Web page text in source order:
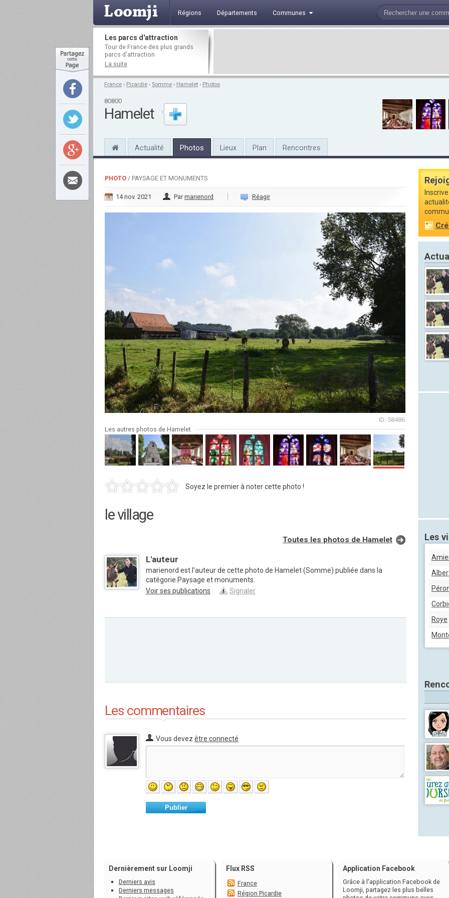
Régions Départements Communes
Les parcs d'attraction
Tour de France des plus grands
parcs d'attraction
La suite
France › Picardie › Somme › Hamelet › Photos
80800
Hamelet
Actualité Photos Lieux Plan Rencontres
PHOTO / PAYSAGE ET MONUMENTS
14 nov. 2021 Par marienord Réagir
ID: 58486
Les autres photos de Hamelet
Soyez le premier à noter cette photo !
le village
Toutes les photos de Hamelet
L'auteur
marienord est l'auteur de cette photo de Hamelet (Somme) publiée dans la
catégorie Paysage et monuments.
Voir ses publications
Signaler
Les commentaires
Vous devez être connecté
Publier
Les
Roye
Dernièrement sur Loomji
Derniers avis
Derniers messages
Flux RSS
France
Région Picardie
Application Facebook
Grâce à l'application Facebook de
Loomji, partagez les plus belles